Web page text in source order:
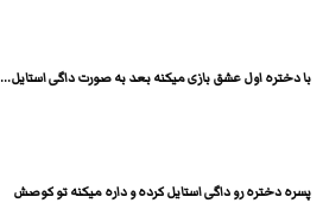
با دختره اول عشق بازی میکنه بعد به صورت داگی استایل...
پسره دختره رو داگی استایل کرده و داره میکنه تو کوصش